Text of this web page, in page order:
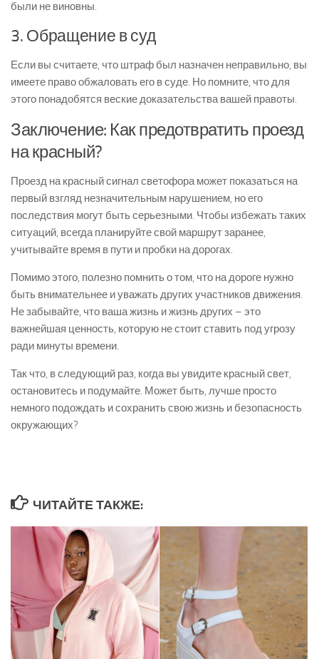
были не виновны.
3. Обращение в суд
Если вы считаете, что штраф был назначен неправильно, вы
имеете право обжаловать его в суде. Но помните, что для
этого понадобятся веские доказательства вашей правоты.
Заключение: Как предотвратить проезд
на красный?
Проезд на красный сигнал светофора может показаться на
первый взгляд незначительным нарушением, но его
последствия могут быть серьезными. Чтобы избежать таких
ситуаций, всегда планируйте свой маршрут заранее,
учитывайте время в пути и пробки на дорогах.
Помимо этого, полезно помнить о том, что на дороге нужно
быть внимательнее и уважать других участников движения.
Не забывайте, что ваша жизнь и жизнь других – это
важнейшая ценность, которую не стоит ставить под угрозу
ради минуты времени.
Так что, в следующий раз, когда вы увидите красный свет,
остановитесь и подумайте. Может быть, лучше просто
немного подождать и сохранить свою жизнь и безопасность
окружающих?
ЧИТАЙТЕ ТАКЖЕ: